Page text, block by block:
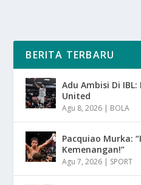
BERITA TERBARU
Adu Ambisi Di IBL:
United
Agu 8, 2026 | BOLA
Pacquiao Murka:
Kemenangan!”
Agu 7, 2026 | SPORT